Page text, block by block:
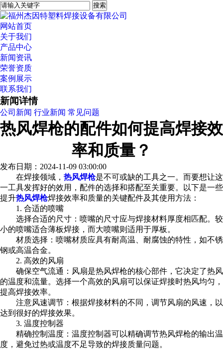
网站首页
关于我们
产品中心
新闻资讯
荣誉资质
案例展示
联系我们
新闻详情
公司新闻 行业新闻 常见问题
热风焊枪的配件如何提高焊接效
率和质量？
发布日期：2024-11-09 03:00:00
在焊接领域， 热风焊枪是不可或缺的工具之一。而要想让这
一工具发挥好的效用，配件的选择和搭配至关重要。以下是一些
提升热风焊枪焊接效率和质量的关键配件及其使用方法：
1. 合适的喷嘴
选择合适的尺寸：喷嘴的尺寸应与焊接材料厚度相匹配。较
小的喷嘴适合薄板焊接，而大喷嘴则适用于厚板。
材质选择：喷嘴材质应具有耐高温、耐腐蚀的特性，如不锈
钢或高温合金。
2. 高效的风扇
确保空气流通：风扇是热风焊枪的核心部件，它决定了热风
的温度和流量。选择一个高效的风扇可以保证焊接时热风均匀，
提高焊接效率。
注意风速调节：根据焊接材料的不同，调节风扇的风速，以
达到很好的焊接效果。
3. 温度控制器
精确控制温度：温度控制器可以精确调节热风焊枪的输出温
度，避免过热或温度不足导致的焊接质量问题。